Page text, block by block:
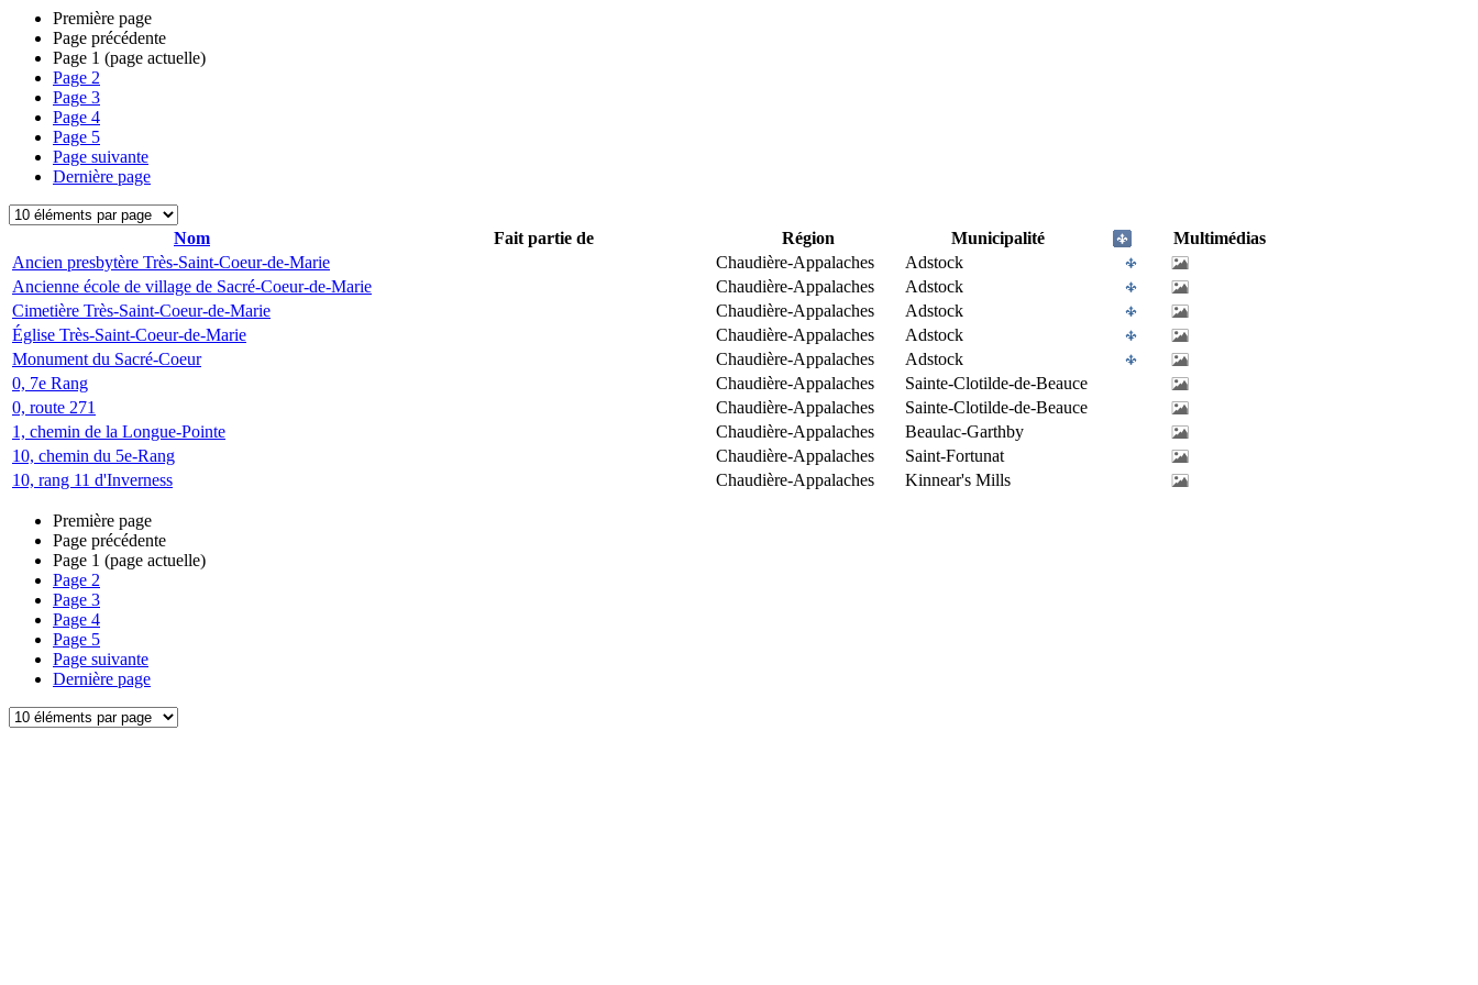
Première page
Page précédente
Page 1 (page actuelle)
Page 2
Page 3
Page 4
Page 5
Page suivante
Dernière page
Nom Fait partie de Région Municipalité
Multimédias
Ancien presbytère Très-Saint-Coeur-de-Marie
Chaudière-Appalaches
Adstock
Ancienne école de village de Sacré-Coeur-de-Marie
Chaudière-Appalaches
Adstock
Cimetière Très-Saint-Coeur-de-Marie
Chaudière-Appalaches
Adstock
Église Très-Saint-Coeur-de-Marie
Chaudière-Appalaches
Adstock
Monument du Sacré-Coeur
Chaudière-Appalaches
Adstock
0, 7e Rang
Chaudière-Appalaches
Sainte-Clotilde-de-Beauce
0, route 271
Chaudière-Appalaches
Sainte-Clotilde-de-Beauce
1, chemin de la Longue-Pointe
Chaudière-Appalaches
Beaulac-Garthby
10, chemin du 5e-Rang
Chaudière-Appalaches
Saint-Fortunat
10, rang 11 d'Inverness
Chaudière-Appalaches Kinnear's Mills
Première page
Page précédente
Page 1 (page actuelle)
Page 2
Page 3
Page 4
Page 5
Page suivante
Dernière page